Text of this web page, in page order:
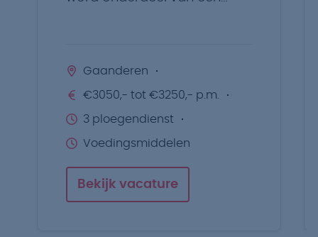
Gaanderen
€3050,- tot €3250,- p.m.
3 ploegendienst
Voedingsmiddelen
Bekijk vacature